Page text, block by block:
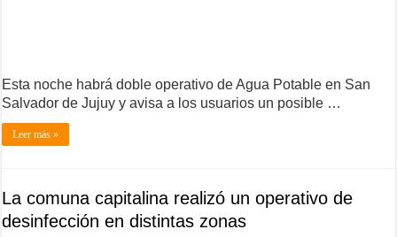
Esta noche habrá doble operativo de Agua Potable en San
Salvador de Jujuy y avisa a los usuarios un posible …
Leer más »
La comuna capitalina realizó un operativo de
desinfección en distintas zonas